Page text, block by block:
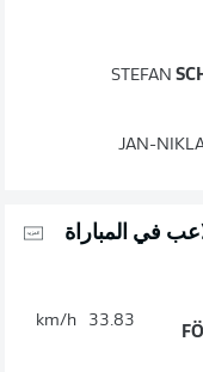
STEFAN
JAN-
في المباراة
33.83
km/h